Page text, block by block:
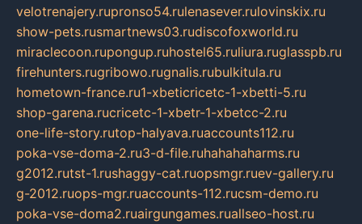
velotrenajery.rupronso54.rulenasever.rulovinskix.ru
show-pets.rusmartnews03.rudiscofoxworld.ru
miraclecoon.rupongup.ruhostel65.ruliura.ruglasspb.ru
firehunters.rugribowo.rugnalis.rubulkitula.ru
hometown-france.ru1-xbeticricetc-1-xbetti-5.ru
shop-garena.rucricetc-1-xbetr-1-xbetcc-2.ru
one-life-story.rutop-halyava.ruaccounts112.ru
poka-vse-doma-2.ru3-d-file.ruhahahaharms.ru
g2012.rutst-1.rushaggy-cat.ruopsmgr.ruev-gallery.ru
g-2012.ruops-mgr.ruaccounts-112.rucsm-demo.ru
poka-vse-doma2.ruairgungames.ruallseo-host.ru